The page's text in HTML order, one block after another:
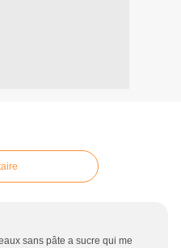
sans pâte a sucre qui me